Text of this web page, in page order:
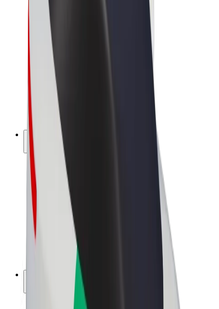
Kyydit
Sähköpotkulaudat
Bolt-kauppa
Bolt Food
Bolt Drive
Bolt for Business
Sähköpyörät
Bolt Plus
Tienaa Boltilla
Kuljettajat
Kuljettajan ansiot
Ruokalähetit
Lähetin ansiot
Bolt Food -kauppiaat
Työpaikat